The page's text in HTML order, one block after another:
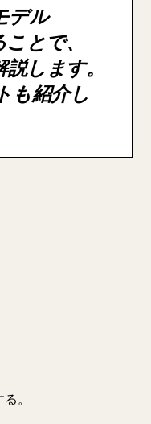
デル
とで、
します。
も紹介し
。